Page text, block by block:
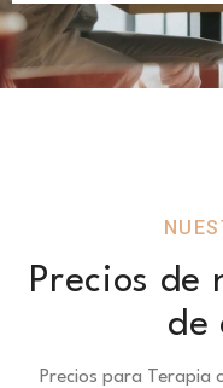
Precios de
de
Precios para Terapia